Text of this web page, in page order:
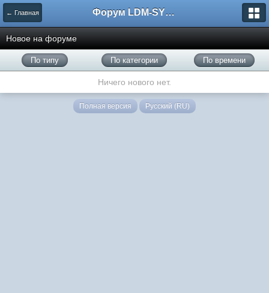
← Главная Форум LDM-SYSTEMS
Новое на форуме
По типу По категории По времени
Ничего нового нет.
Полная версия Русский (RU)